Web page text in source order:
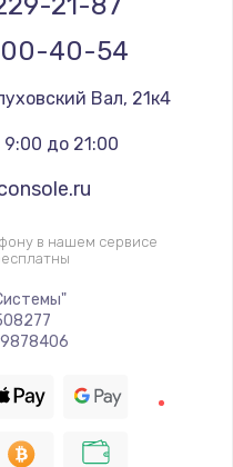
подсветки
изображения
крышки
40-54
Вал, 21к4
до 21:00
в нашем сервисе